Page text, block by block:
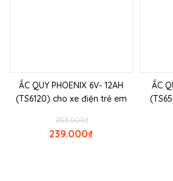
ẮC QUY PHOENIX 6V- 12AH
(TS6120) cho xe điện trẻ em
₫
253.000
₫
239.000
ẮC